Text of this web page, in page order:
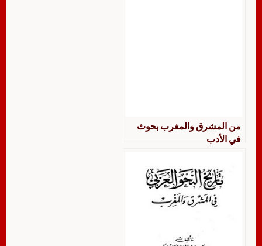
من المشرق والمغرب بحوث
في الأدب